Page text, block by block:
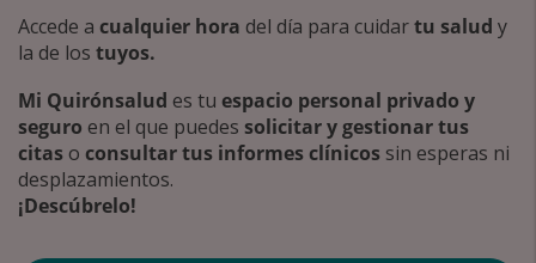
Accede a cualquier hora del día para cuidartu salud y
la de los tuyos.
Mi Quirónsalud es tu espacio personal privado y
seguro en el que puedes solicitar y gestionar tus
citas o consultar tus informes clínicos sin esperas ni
desplazamientos.
¡Descúbrelo!